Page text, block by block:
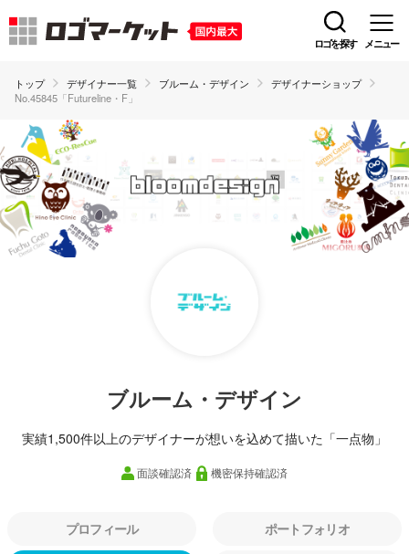
ロゴを探す メニュー
トップ デザイナー一覧 ブルーム・デザイン
デザイナーショップ
No.45845「Futureline・F」
ブルーム・デザイン
実績1,500件以上のデザイナーが想いを込めて描いた「一点物」
面談確認済 機密保持確認済
プロフィール ポートフォリオ